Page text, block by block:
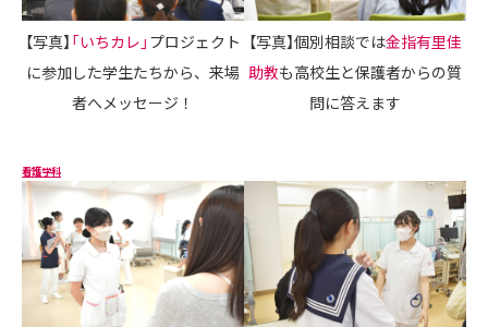
【写真】 「いちカレ」 プロジェクト
に参加した学生たちから、来場
者へメッセージ！
【写真】個別相談では金指有里佳
助教も高校生と保護者からの質
問に答えます
看護学科